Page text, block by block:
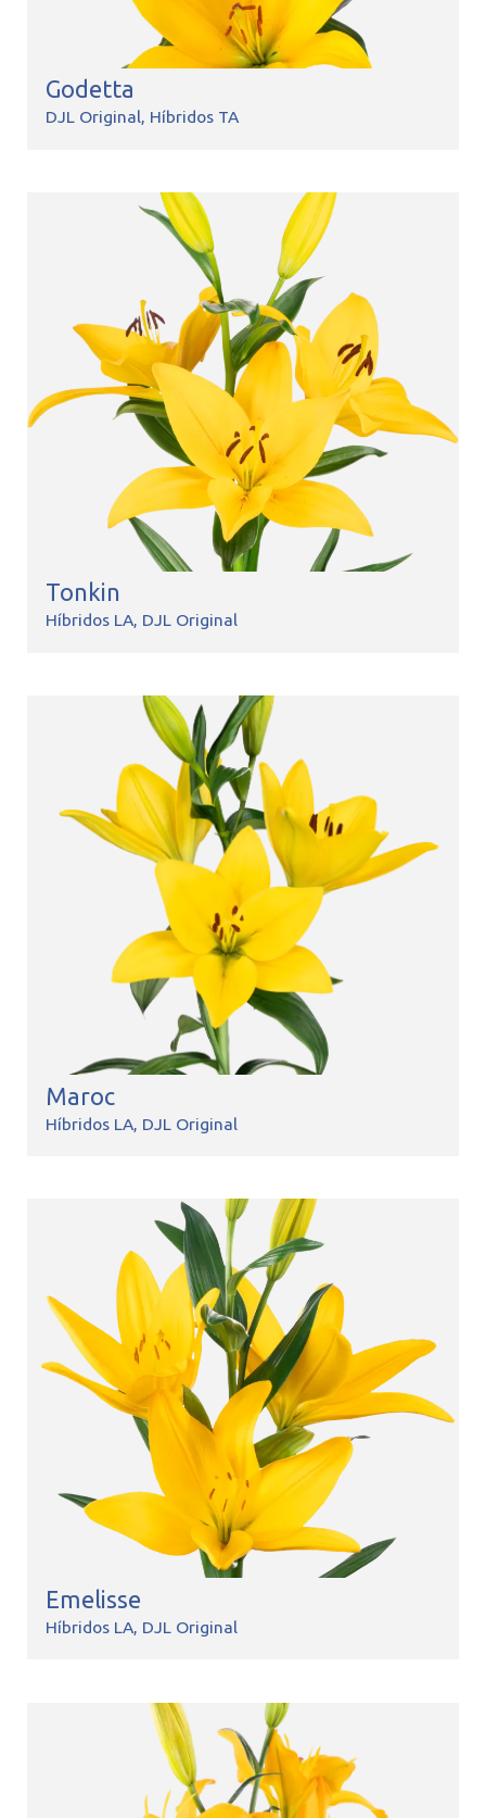
Godetta
DJL Original Híbridos TA
Tonkin
Híbridos LA DJL Original
Maroc
Híbridos LA DJL Original
Emelisse
Híbridos LA DJL Original